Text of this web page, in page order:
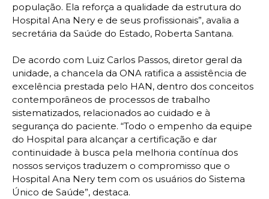
população. Ela reforça a qualidade da estrutura do
Hospital Ana Nery e de seus profissionais”, avalia a
secretária da Saúde do Estado, Roberta Santana.
De acordo com Luiz Carlos Passos, diretor geral da
unidade, a chancela da ONA ratifica a assistência de
excelência prestada pelo HAN, dentro dos conceitos
contemporâneos de processos de trabalho
sistematizados, relacionados ao cuidado e à
segurança do paciente. “Todo o empenho da equipe
do Hospital para alcançar a certificação e dar
continuidade à busca pela melhoria contínua dos
nossos serviços traduzem o compromisso que o
Hospital Ana Nery tem com os usuários do Sistema
Único de Saúde”, destaca.